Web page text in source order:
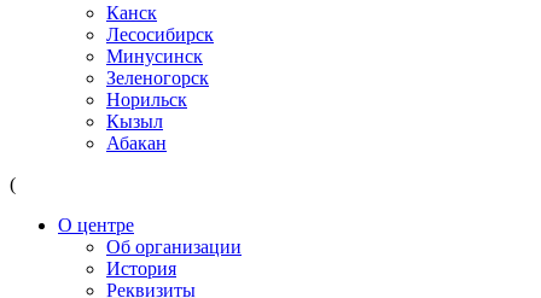
Канск
Лесосибирск
Минусинск
Зеленогорск
Норильск
Кызыл
Абакан
(
О центре
Об организации
История
Реквизиты